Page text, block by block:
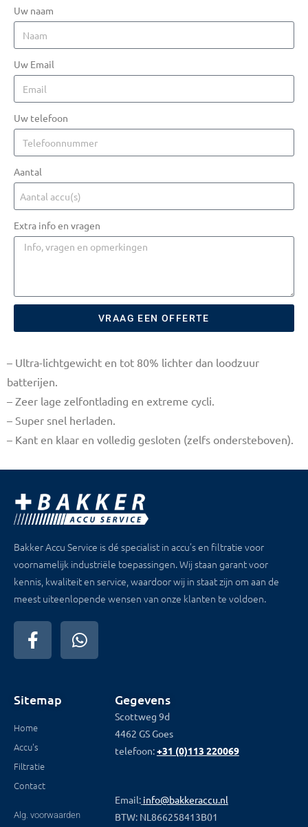
Uw naam
Uw Email
Uw telefoon
Aantal
Extra info en vragen
VRAAG EEN OFFERTE
– Ultra-lichtgewicht en tot 80% lichter dan loodzuur
batterijen.
– Zeer lage zelfontlading en extreme cycli.
– Super snel herladen.
– Kant en klaar en volledig gesloten (zelfs ondersteboven).
Bakker Accu Service is dé specialist in accu’s en filtratie voor
voornamelijk industriële toepassingen. Wij staan garant voor
kennis, kwaliteit en service, waardoor wij in staat zijn om aan de
meest uiteenlopende wensen van onze klanten te voldoen.
Sitemap
Home
Accu's
Filtratie
Contact
Alg. voorwaarden
Gegevens
Scottweg 9d
4462 GS Goes
telefoon:+31 (0)113 220069
Email: info@bakkeraccu.nl
BTW: NL866258413B01